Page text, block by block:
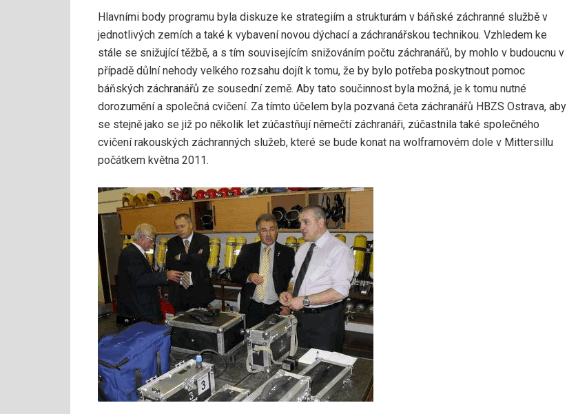
Hlavními body programu byla diskuze ke strategiím a strukturám v báňské záchranné službě v
jednotlivých zemích a také k vybavení novou dýchací a záchranářskou technikou. Vzhledem ke
stále se snižující těžbě, a s tím souvisejícím snižováním počtu záchranářů, by mohlo v budoucnu v
případě důlní nehody velkého rozsahu dojít k tomu, že by bylo potřeba poskytnout pomoc
báňských záchranářů ze sousední země. Aby tato součinnost byla možná, je k tomu nutné
dorozumění a společná cvičení. Za tímto účelem byla pozvaná četa záchranářů HBZS Ostrava, aby
se stejně jako se již po několik let zúčastňují němečtí záchranáři, zúčastnila také společného
cvičení rakouských záchranných služeb, které se bude konat na wolframovém dole v Mittersillu
počátkem května 2011.